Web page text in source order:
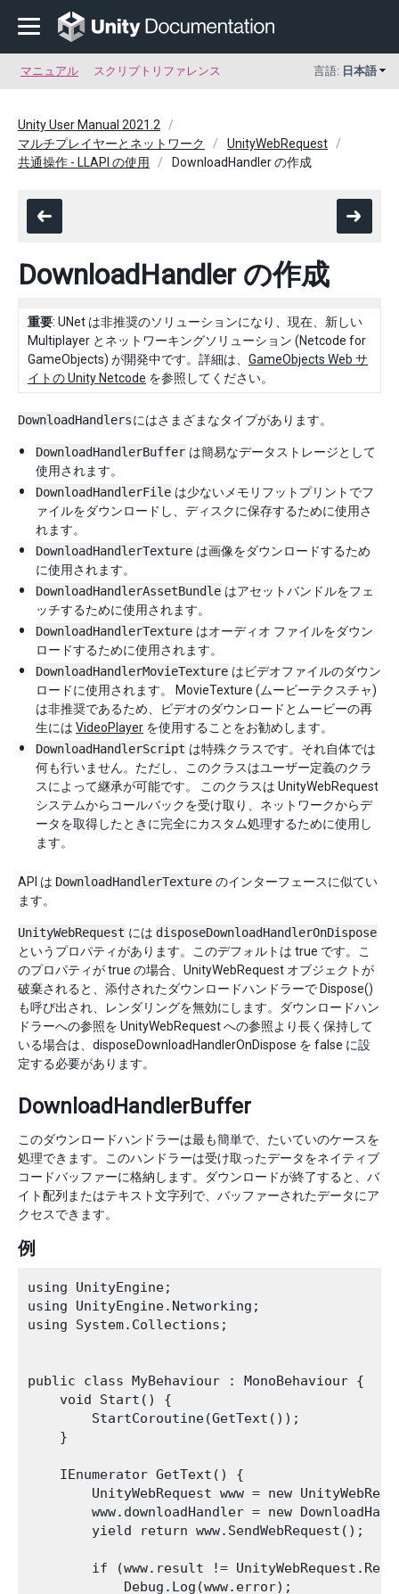
マニュアル スクリプトリファレンス 言語: 日本語
Unity User Manual 2021.2
マルチプレイヤーとネットワーク
UnityWebRequest
共通操作 - LLAPI の使用
DownloadHandler の作成
DownloadHandler の作成
重要: UNet は非推奨のソリューションになり、現在、新しい
Multiplayer とネットワーキングソリューション (Netcode for
GameObjects) が開発中です。詳細は、 GameObjects Web サ
イトの Unity Netcode を参照してください。
DownloadHandlersにはさまざまなタイプがあります。
DownloadHandlerBuffer は簡易なデータストレージとして
使用されます。
DownloadHandlerFile は少ないメモリフットプリントでフ
ァイルをダウンロードし、ディスクに保存するために使用さ
れます。
DownloadHandlerTexture は画像をダウンロードするため
に使用されます。
DownloadHandlerAssetBundle はアセットバンドルをフェ
ッチするために使用されます。
DownloadHandlerTexture はオーディオ ファイルをダウン
ロードするために使用されます。
DownloadHandlerMovieTexture はビデオファイルのダウン
ロードに使用されます。 MovieTexture (ムービーテクスチャ)
は非推奨であるため、ビデオのダウンロードとムービーの再
生には VideoPlayer を使用することをお勧めします。
DownloadHandlerScript は特殊クラスです。それ自体では
何も行いません。ただし、このクラスはユーザー定義のクラ
スによって継承が可能です。 このクラスは UnityWebRequest
システムからコールバックを受け取り、ネットワークからデ
ータを取得したときに完全にカスタム処理するために使用し
ます。
API は DownloadHandlerTexture のインターフェースに似てい
ます。
UnityWebRequest には disposeDownloadHandlerOnDispose
というプロパティがあります。このデフォルトは true です。こ
のプロパティが true の場合、UnityWebRequest オブジェクトが
破棄されると、添付されたダウンロードハンドラーで Dispose()
も呼び出され、レンダリングを無効にします。ダウンロードハン
ドラーへの参照を UnityWebRequest への参照より長く保持して
いる場合は、disposeDownloadHandlerOnDispose を false に設
定する必要があります。
DownloadHandlerBuffer
このダウンロードハンドラーは最も簡単で、たいていのケースを
処理できます。このハンドラーは受け取ったデータをネイティブ
コードバッファーに格納します。ダウンロードが終了すると、バ
イト配列またはテキスト文字列で、バッファーされたデータにア
クセスできます。
例
using UnityEngine;
using UnityEngine.Networking;
using System.Collections;
public class MyBehaviour : MonoBehaviour {
    void Start() {
        StartCoroutine(GetText());
    }
    IEnumerator GetText() {
UnityWebRequest www = new
www.downloadHandler = new
        yield return www.SendWebRequest();
if (www.result !=
            Debug.Log(www.error);